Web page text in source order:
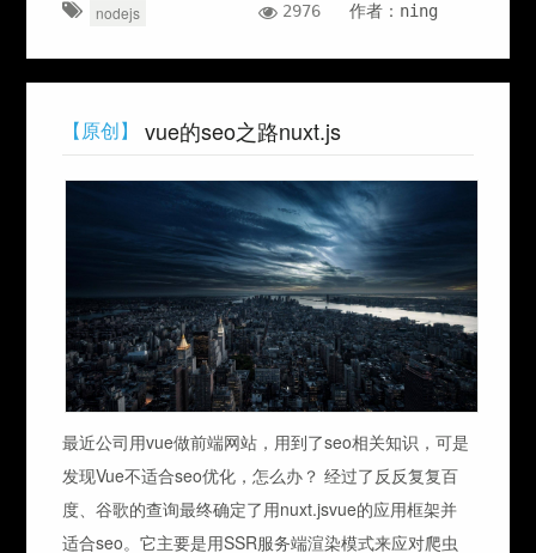
nodejs 2976 作者：ning
【原创】 vue的seo之路nuxt.js
最近公司用vue做前端网站，用到了seo相关知识，可是
发现Vue不适合seo优化，怎么办？ 经过了反反复复百
度、谷歌的查询最终确定了用nuxt.jsvue的应用框架并
适合seo。它主要是用SSR服务端渲染模式来应对爬虫